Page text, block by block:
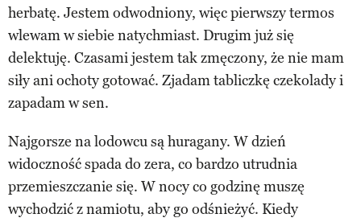
herbatę. Jestem odwodniony, więc pierwszy termos
wlewam w siebie natychmiast. Drugim już się
delektuję. Czasami jestem tak zmęczony, że nie mam
siły ani ochoty gotować. Zjadam tabliczkę czekolady i
zapadam w sen.
Najgorsze na lodowcu są huragany. W dzień
widoczność spada do zera, co bardzo utrudnia
przemieszczanie się. W nocy co godzinę muszę
wychodzić z namiotu, aby go odśnieżyć. Kiedy